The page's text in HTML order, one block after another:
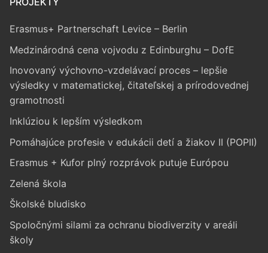
Erasmus+ Partnerschaft Levice – Berlin
Medzinárodná cena vojvodu z Edinburghu – DofE
Inovovaný výchovno-vzdelávací proces – lepšie
výsledky v matematickej, čitateľskej a prírodovednej
gramotnosti
Inklúziou k lepším výsledkom
Pomáhajúce profesie v edukácii detí a žiakov II (POPII)
Erasmus + Kufor plný rozprávok putuje Európou
Zelená škola
Školské bludisko
Spoločnými silami za ochranu biodiverzity v areáli
školy